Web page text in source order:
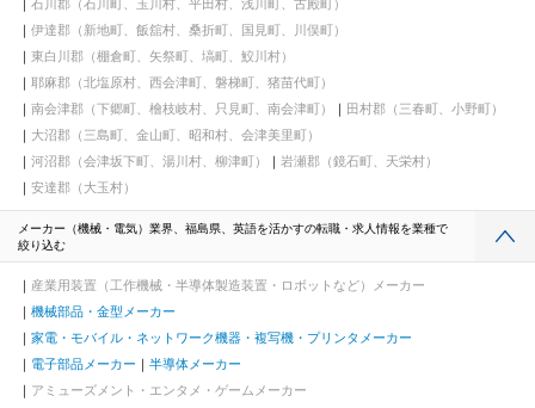
石川郡（石川町、玉川村、平田村、浅川町、古殿町）
伊達郡（新地町、飯舘村、桑折町、国見町、川俣町）
東白川郡（棚倉町、矢祭町、塙町、鮫川村）
耶麻郡（北塩原村、西会津町、磐梯町、猪苗代町）
南会津郡（下郷町、檜枝岐村、只見町、南会津町）
田村郡（三春町、小野町）
大沼郡（三島町、金山町、昭和村、会津美里町）
河沼郡（会津坂下町、湯川村、柳津町）
岩瀬郡（鏡石町、天栄村）
安達郡（大玉村）
メーカー（機械・電気）業界、福島県、英語を活かすの転職・求人情報を業種で
絞り込む
産業用装置（工作機械・半導体製造装置・ロボットなど）メーカー
機械部品・金型メーカー
家電・モバイル・ネットワーク機器・複写機・プリンタメーカー
電子部品メーカー
半導体メーカー
アミューズメント・エンタメ・ゲームメーカー